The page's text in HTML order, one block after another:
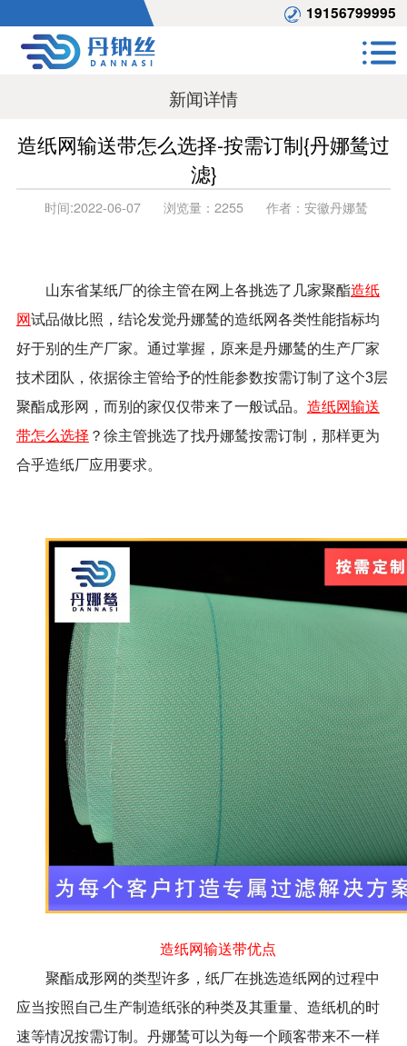
19156799995
新闻详情
造纸网输送带怎么选择-按需订制{丹娜鸶过
滤}
时间:2022-06-07 浏览量： 2255 作者： 安徽丹娜鸶
山东省某纸厂的徐主管在网上各挑选了几家聚酯造纸
网试品做比照，结论发觉丹娜鸶的造纸网各类性能指标均
好于别的生产厂家。通过掌握，原来是丹娜鸶的生产厂家
技术团队，依据徐主管给予的性能参数按需订制了这个3层
聚酯成形网，而别的家仅仅带来了一般试品。 造纸网输送
带怎么选择 ？徐主管挑选了找丹娜鸶按需订制，那样更为
合乎造纸厂应用要求。
造纸网输送带优点
聚酯成形网的类型许多，纸厂在挑选造纸网的过程中
应当按照自己生产制造纸张的种类及其重量、造纸机的时
速等情况按需订制。丹娜鸶可以为每一个顾客带来不一样